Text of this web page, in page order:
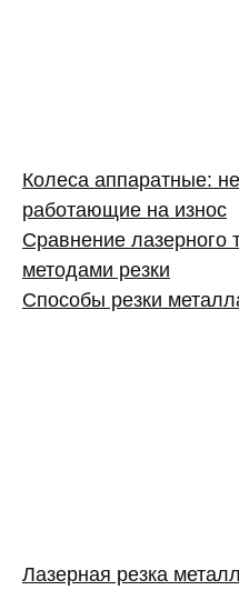
Колеса аппаратные:
работающие на износ
Сравнение лазерного
методами резки
Способы резки
Лазерная резка